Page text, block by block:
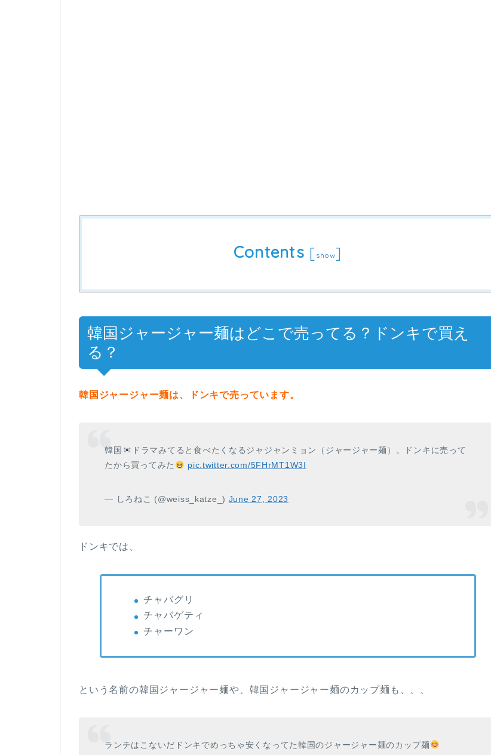
Contents [ show]
韓国ジャージャー麺はどこで売ってる？ドンキで買え
る？
韓国ジャージャー麺は、ドンキで売っています。
韓国
ドラマみてると食べたくなるジャジャンミョン（ジャージャー麺）。ドンキに売って
たから買ってみた
pic.twitter.com/5FHrMT1W3I
— しろねこ (@weiss_katze_) June 27, 2023
ドンキでは、
チャバグリ
チャバゲティ
チャーワン
という名前の韓国ジャージャー麺や、韓国ジャージャー麺のカップ麺も、、、
ランチはこないだドンキでめっちゃ安くなってた韓国のジャージャー麺のカップ麺